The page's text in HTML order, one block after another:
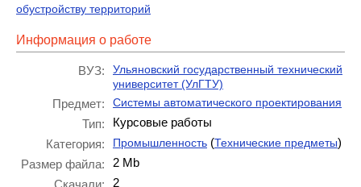
обустройству территорий
Информация о работе
ВУЗ:
Ульяновский государственный технический
университет (УлГТУ)
Предмет: Системы автоматического проектирования
Тип:
Курсовые работы
Категория:
Промышленность (Технические предметы)
Размер файла:
2 Mb
Скачали:
2